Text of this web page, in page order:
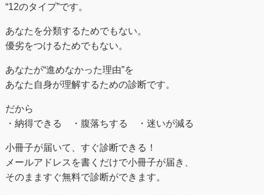
“12のタイプ”です。
あなたを分類するためでもない。
優劣をつけるためでもない。
あなたが“進めなかった理由”を
あなた自身が理解するための診断です。
だから
・納得できる ・腹落ちする ・迷いが減る
小冊子が届いて、すぐ診断できる！
メールアドレスを書くだけで小冊子が届き、
そのまますぐ無料で診断ができます。